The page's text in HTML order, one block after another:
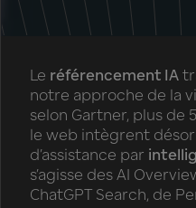
Le référencement IA
notre approche de la
selon Gartner, plus de
le web intègrent
d’assistance par
s’agisse des AI
ChatGPT Search, de